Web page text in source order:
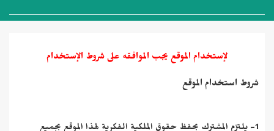
لإستخدام الموقع يجب الموافقه على شروط الإستخدام
شروط استخدام الموقع
1- يلتزم المشترك بحفظ حقوق الملكية الفكرية لهذا الموقع بجميع